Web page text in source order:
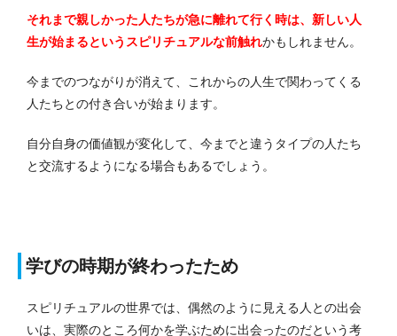
それまで親しかった人たちが急に離れて行く時は、新しい人
生が始まるというスピリチュアルな前触れかもしれません。
今までのつながりが消えて、これからの人生で関わってくる
人たちとの付き合いが始まります。
自分自身の価値観が変化して、今までと違うタイプの人たち
と交流するようになる場合もあるでしょう。
学びの時期が終わったため
スピリチュアルの世界では、偶然のように見える人との出会
いは、実際のところ何かを学ぶために出会ったのだという考